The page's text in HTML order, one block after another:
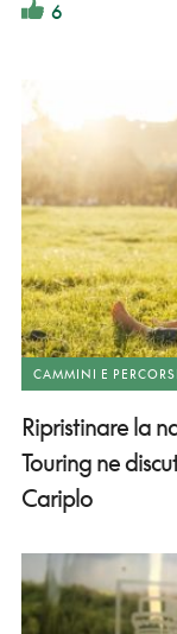
6
CAMMINI E PERCORSI
Ripristinare la
Touring ne
Cariplo